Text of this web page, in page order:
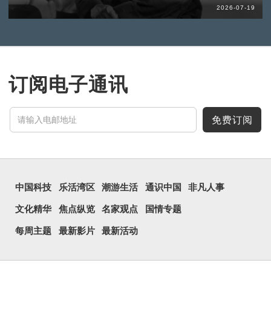
2026-07-19
订阅电子通讯
免费订阅
中国科技 乐活湾区 潮游生活 通识中国 非凡人事
文化精华 焦点纵览 名家观点 国情专题
每周主题 最新影片 最新活动